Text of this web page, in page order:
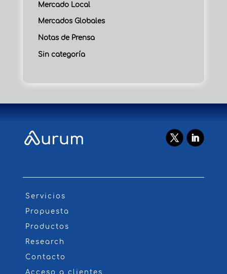
Mercado Local
Mercados Globales
Notas de Prensa
Sin categoría
Servicios
Propuesta
Productos
Research
Contacto
Acceso a clientes